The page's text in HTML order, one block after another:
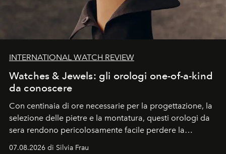
INTERNATIONAL WATCH REVIEW
Watches & Jewels: gli orologi one-of-a-kind
da conoscere
Con centinaia di ore necessarie per la progettazione, la
selezione delle pietre e la montatura, questi orologi da
sera rendono pericolosamente facile perdere la
cognizione del tempo. Ma con quadranti così
07.08.2026 di Silvia Frau